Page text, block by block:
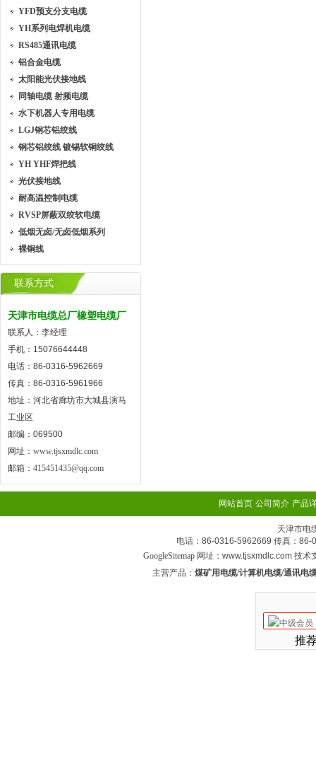
YFD预支分支电缆
YH系列电焊机电缆
RS485通讯电缆
铝合金电缆
太阳能光伏接地线
同轴电缆 射频电缆
水下机器人专用电缆
LGJ钢芯铝绞线
钢芯铝绞线 镀锡软铜绞线
YH YHF焊把线
光伏接地线
耐高温控制电缆
RVSP屏蔽双绞软电缆
低烟无卤/无卤低烟系列
裸铜线
联系方式
天津市电缆总厂橡塑电缆厂
联系人：李经理
手机：15076644448
电话：86-0316-5962669
传真：86-0316-5961966
地址：河北省廊坊市大城县演马
工业区
邮编：069500
网址： www.tjsxmdlc.com
邮箱： 415451435@qq.com
网站首页 公司简介 产品
天津市电
电话：86-0316-5962669 传真：86-
GoogleSitemap网址：www.tjsxmdlc.com 技术
主营产品： 煤矿用电缆/计算机电缆/通讯电
推